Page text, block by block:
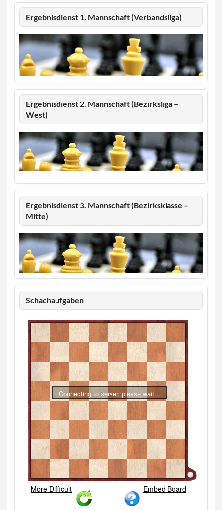
Ergebnisdienst 1. Mannschaft (Verbandsliga)
Ergebnisdienst 2. Mannschaft (Bezirksliga –
West)
Ergebnisdienst 3. Mannschaft (Bezirksklasse –
Mitte)
Schachaufgaben